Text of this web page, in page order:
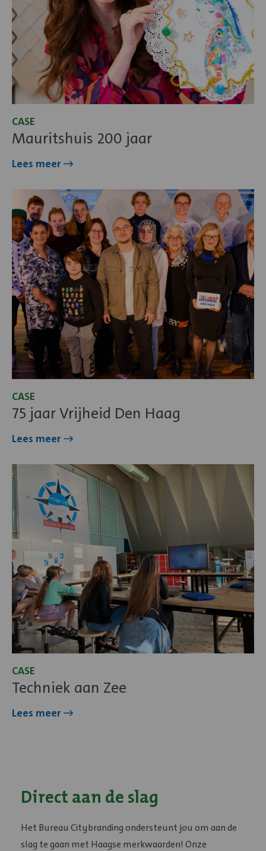
CASE
Mauritshuis 200 jaar
Lees meer
CASE
75 jaar Vrijheid Den Haag
Lees meer
meer
over
75
jaar
Vrijheid
Den
Haag
CASE
Techniek aan Zee
Lees meer
Lees
meer
over
Techniek
aan
Zee
Direct aan de slag
Het Bureau Citybranding ondersteunt jou om aan de
slag te gaan met Haagse merkwaarden! Onze